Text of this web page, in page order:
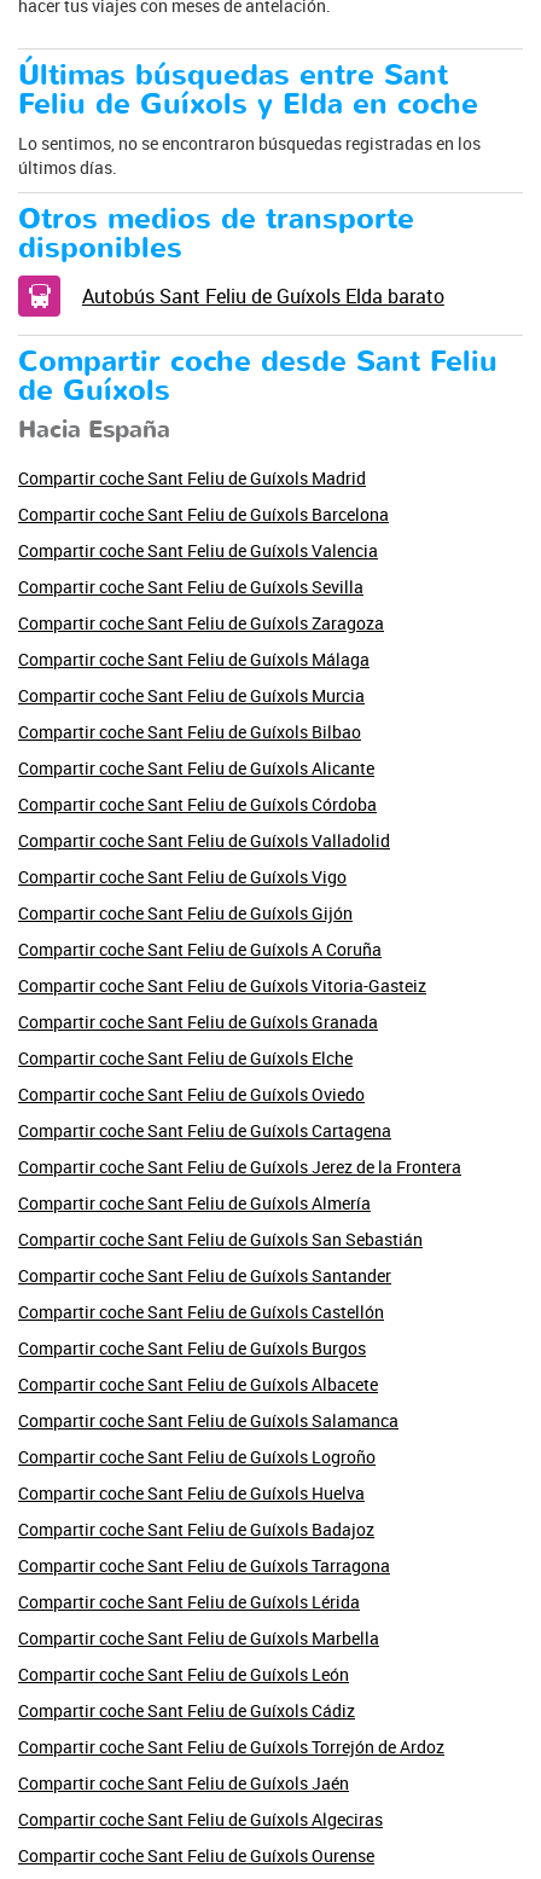
hacer tus viajes con meses de antelación.
Últimas búsquedas entre Sant
Feliu de Guíxols y Elda en coche
Lo sentimos, no se encontraron búsquedas registradas en los
últimos días.
Otros medios de transporte
disponibles
Autobús Sant Feliu de Guíxols Elda barato
Compartir coche desde Sant Feliu
de Guíxols
Hacia España
Compartir coche Sant Feliu de Guíxols Madrid
Compartir coche Sant Feliu de Guíxols Barcelona
Compartir coche Sant Feliu de Guíxols Valencia
Compartir coche Sant Feliu de Guíxols Sevilla
Compartir coche Sant Feliu de Guíxols Zaragoza
Compartir coche Sant Feliu de Guíxols Málaga
Compartir coche Sant Feliu de Guíxols Murcia
Compartir coche Sant Feliu de Guíxols Bilbao
Compartir coche Sant Feliu de Guíxols Alicante
Compartir coche Sant Feliu de Guíxols Córdoba
Compartir coche Sant Feliu de Guíxols Valladolid
Compartir coche Sant Feliu de Guíxols Vigo
Compartir coche Sant Feliu de Guíxols Gijón
Compartir coche Sant Feliu de Guíxols A Coruña
Compartir coche Sant Feliu de Guíxols Vitoria-Gasteiz
Compartir coche Sant Feliu de Guíxols Granada
Compartir coche Sant Feliu de Guíxols Elche
Compartir coche Sant Feliu de Guíxols Oviedo
Compartir coche Sant Feliu de Guíxols Cartagena
Compartir coche Sant Feliu de Guíxols Jerez de la Frontera
Compartir coche Sant Feliu de Guíxols Almería
Compartir coche Sant Feliu de Guíxols San Sebastián
Compartir coche Sant Feliu de Guíxols Santander
Compartir coche Sant Feliu de Guíxols Castellón
Compartir coche Sant Feliu de Guíxols Burgos
Compartir coche Sant Feliu de Guíxols Albacete
Compartir coche Sant Feliu de Guíxols Salamanca
Compartir coche Sant Feliu de Guíxols Logroño
Compartir coche Sant Feliu de Guíxols Huelva
Compartir coche Sant Feliu de Guíxols Badajoz
Compartir coche Sant Feliu de Guíxols Tarragona
Compartir coche Sant Feliu de Guíxols Lérida
Compartir coche Sant Feliu de Guíxols Marbella
Compartir coche Sant Feliu de Guíxols León
Compartir coche Sant Feliu de Guíxols Cádiz
Compartir coche Sant Feliu de Guíxols Torrejón de Ardoz
Compartir coche Sant Feliu de Guíxols Jaén
Compartir coche Sant Feliu de Guíxols Algeciras
Compartir coche Sant Feliu de Guíxols Ourense